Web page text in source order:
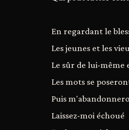
En regardant le
Les jeunes et les
Le sûr de lui-même
Les mots se
Puis
Laissez-moi échoué